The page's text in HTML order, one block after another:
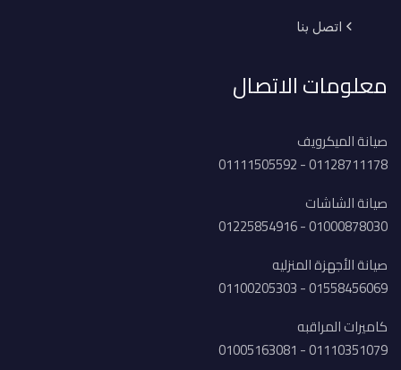
اتصل بنا
معلومات الاتصال
صيانة الميكرويف
01128711178 - 01111505592
صيانة الشاشات
01000878030 - 01225854916
صيانة الأجهزة المنزليه
01558456069 - 01100205303
كاميرات المراقبه
01110351079 - 01005163081